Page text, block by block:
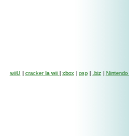
wiiU
cracker la wii xbox| psp| .biz